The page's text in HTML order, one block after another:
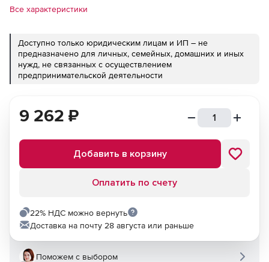
Все характеристики
Доступно только юридическим лицам и ИП – не
предназначено для личных, семейных, домашних и иных
нужд, не связанных с осуществлением
предпринимательской деятельности
9 262 ₽
Добавить в корзину
Оплатить по счету
22% НДС можно вернуть
Доставка на почту 28 августа или раньше
Поможем с выбором